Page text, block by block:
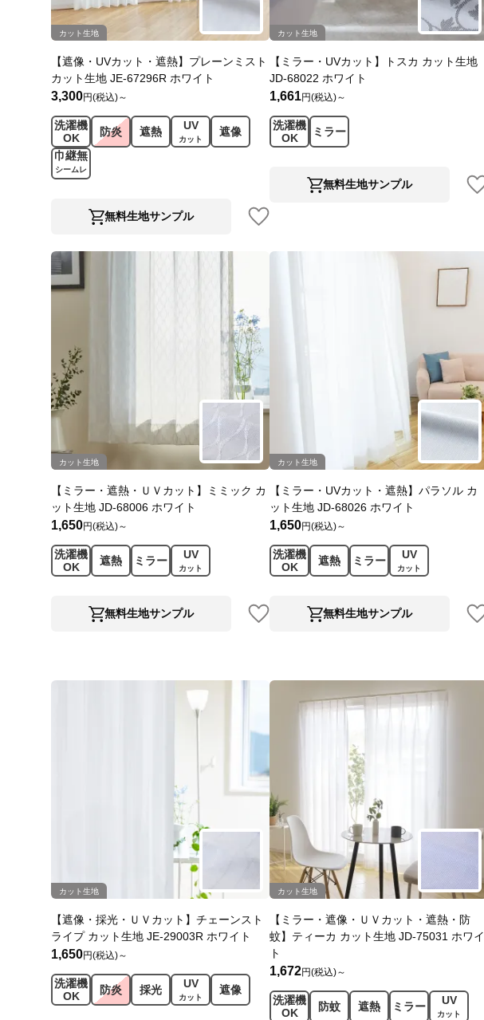
カット生地
【遮像・UVカット・遮熱】プレーンミスト
カット生地 JE-67296R ホワイト
3,300円(税込)～
洗濯機
OK
防炎 遮熱 UV
カット
遮像
巾継無
シームレ
ス
無料生地サンプル
カット生地
【ミラー・UVカット】トスカ カット生地
JD-68022 ホワイト
1,661円(税込)～
洗濯機
OK
ミラー
無料生地サンプル
カット生地
【ミラー・遮熱・ＵＶカット】ミミック カ
ット生地 JD-68006 ホワイト
1,650円(税込)～
洗濯機
OK
遮熱 ミラー UV
カット
無料生地サンプル
カット生地
【ミラー・UVカット・遮熱】パラソル カ
ット生地 JD-68026 ホワイト
1,650円(税込)～
洗濯機
OK
遮熱 ミラー UV
カット
無料生地サンプル
カット生地
【遮像・採光・ＵＶカット】チェーンスト
ライプ カット生地 JE-29003R ホワイト
1,650円(税込)～
洗濯機
OK
防炎 採光 UV
カット
遮像
カット生地
【ミラー・遮像・ＵＶカット・遮熱・防
蚊】ティーカ カット生地 JD-75031 ホワイ
ト
1,672円(税込)～
洗濯機
OK
防蚊 遮熱 ミラー UV
カット